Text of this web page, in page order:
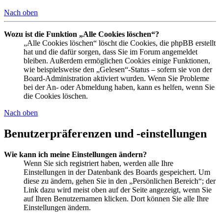
Nach oben
Wozu ist die Funktion „Alle Cookies löschen“?
„Alle Cookies löschen“ löscht die Cookies, die phpBB erstellt
hat und die dafür sorgen, dass Sie im Forum angemeldet
bleiben. Außerdem ermöglichen Cookies einige Funktionen,
wie beispielsweise den „Gelesen“-Status – sofern sie von der
Board-Administration aktiviert wurden. Wenn Sie Probleme
bei der An- oder Abmeldung haben, kann es helfen, wenn Sie
die Cookies löschen.
Nach oben
Benutzerpräferenzen und -einstellungen
Wie kann ich meine Einstellungen ändern?
Wenn Sie sich registriert haben, werden alle Ihre
Einstellungen in der Datenbank des Boards gespeichert. Um
diese zu ändern, gehen Sie in den „Persönlichen Bereich“; der
Link dazu wird meist oben auf der Seite angezeigt, wenn Sie
auf Ihren Benutzernamen klicken. Dort können Sie alle Ihre
Einstellungen ändern.